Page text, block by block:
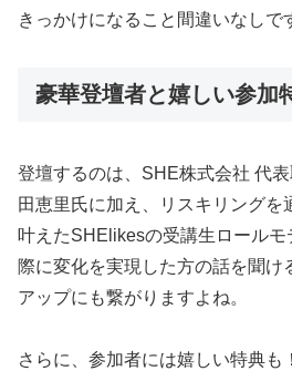
きっかけになること間違いなしで
豪華登壇者と嬉しい参加
登壇するのは、SHE株式会社 代
田恵里氏に加え、リスキリングを
叶えたSHElikesの受講生ロール
際に変化を実現した方の話を聞け
アップにも繋がりますよね。
さらに、参加者には嬉しい特典も！